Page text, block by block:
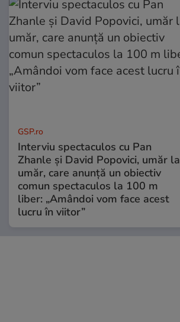
GSP.ro
Interviu spectaculos cu Pan
Zhanle și David Popovici, umăr la
umăr, care anunță un obiectiv
comun spectaculos la 100 m
liber: „Amândoi vom face acest
lucru în viitor”